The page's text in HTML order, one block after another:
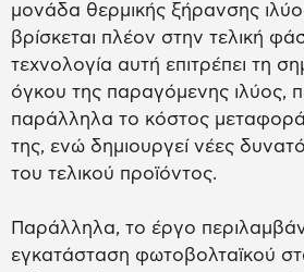
μονάδα θερμικής ξήρανσης
βρίσκεται πλέον στην τελική
τεχνολογία αυτή επιτρέπει τη
όγκου της παραγόμενης ιλύος,
παράλληλα το κόστος
της, ενώ δημιουργεί νέες
του τελικού προϊόντος.
Παράλληλα, το έργο
εγκατάσταση φωτοβολταϊκού